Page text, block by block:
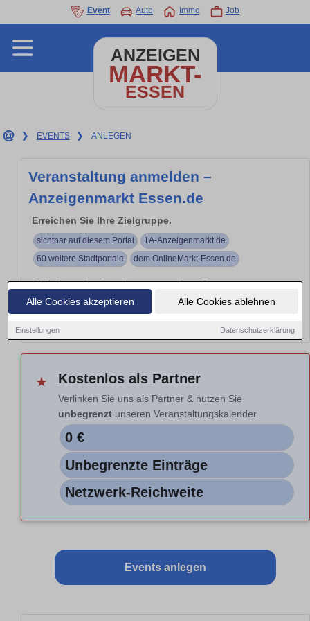
Alle Cookies akzeptieren Alle Cookies ablehnen
Einstellungen Datenschutzerklärung
Event Auto Immo Job
ANZEIGEN
MARKT-
ESSEN
❯ EVENTS ❯ ANLEGEN
Veranstaltung anmelden –
Anzeigenmarkt Essen.de
Erreichen Sie Ihre Zielgruppe.
sichtbar auf diesem Portal
1A-Anzeigenmarkt.de
60 weitere Stadtportale
dem OnlineMarkt-Essen.de
Sie haben eine Branchenveranstaltung?
Branchen
Hinweis: Nur Vorschau. Auswahl nicht aktiv.
★ Kostenlos als Partner
Verlinken Sie uns als Partner & nutzen Sie
unbegrenzt unseren Veranstaltungskalender.
0 €
Unbegrenzte Einträge
Netzwerk-Reichweite
Events anlegen